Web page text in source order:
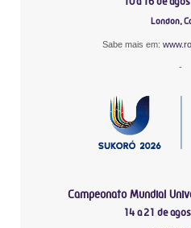
London,
Sabe mais em:
-
Campeonato Mundial
14 a 21 de